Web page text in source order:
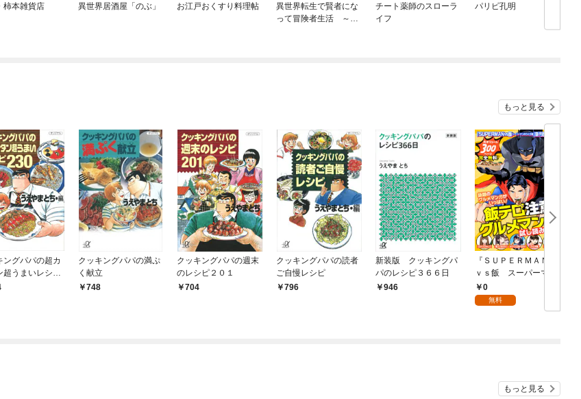
柿本雑貨店 異世界居酒屋「のぶ」 お江戸おくすり料理帖
異世界転生で賢者にな
って冒険者生活 ～
チート薬師のスローラ
イフ
パリピ孔明
もっと見る
ングパパの超カ
超うまいレシピ
クッキングパパの満ぷ
く献立
748
クッキングパパの週末
のレシピ２０１
704
クッキングパパの読者
ご自慢レシピ
796
新装版 クッキングパ
パのレシピ３６６日
946
『ＳＵＰＥＲＭＡＮ
ｖｓ飯 スーパーマン
のひとり飯』新刊配信
記念！ 飯テロ注意な
グルメマンガ試し読み
0
無料
もっと見る